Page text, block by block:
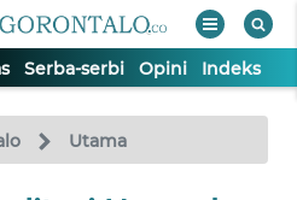
Serba-serbi Opini Indeks
Utama